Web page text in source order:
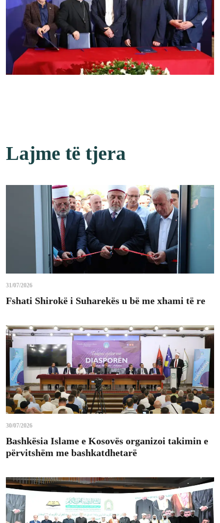
Lajme të tjera
31/07/2026
Fshati Shirokë i Suharekës u bë me xhami të re
30/07/2026
Bashkësia Islame e Kosovës organizoi takimin e
përvitshëm me bashkatdhetarë